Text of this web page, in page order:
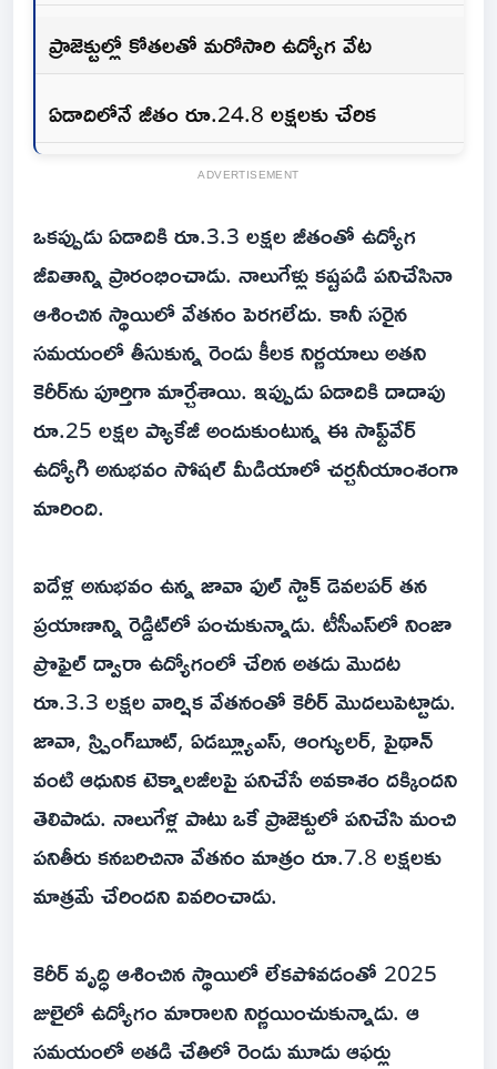
ప్రాజెక్టుల్లో కోతలతో మరోసారి ఉద్యోగ వేట
ఏడాదిలోనే జీతం రూ.24.8 లక్షలకు చేరిక
ADVERTISEMENT
ఒకప్పుడు ఏడాదికి రూ.3.3 లక్షల జీతంతో ఉద్యోగ
జీవితాన్ని ప్రారంభించాడు. నాలుగేళ్లు కష్టపడి పనిచేసినా
ఆశించిన స్థాయిలో వేతనం పెరగలేదు. కానీ సరైన
సమయంలో తీసుకున్న రెండు కీలక నిర్ణయాలు అతని
కెరీర్‌ను పూర్తిగా మార్చేశాయి. ఇప్పుడు ఏడాదికి దాదాపు
రూ.25 లక్షల ప్యాకేజీ అందుకుంటున్న ఈ సాఫ్ట్‌వేర్‌
ఉద్యోగి అనుభవం సోషల్‌ మీడియాలో చర్చనీయాంశంగా
మారింది.
ఐదేళ్ల అనుభవం ఉన్న జావా ఫుల్‌ స్టాక్‌ డెవలపర్‌ తన
ప్రయాణాన్ని రెడ్డిట్‌లో పంచుకున్నాడు. టీసీఎస్‌లో నింజా
ప్రొఫైల్‌ ద్వారా ఉద్యోగంలో చేరిన అతడు మొదట
రూ.3.3 లక్షల వార్షిక వేతనంతో కెరీర్‌ మొదలుపెట్టాడు.
జావా, స్ప్రింగ్‌బూట్‌, ఏడబ్ల్యూఎస్‌, ఆంగ్యులర్‌, పైథాన్‌
వంటి ఆధునిక టెక్నాలజీలపై పనిచేసే అవకాశం దక్కిందని
తెలిపాడు. నాలుగేళ్ల పాటు ఒకే ప్రాజెక్టులో పనిచేసి మంచి
పనితీరు కనబరిచినా వేతనం మాత్రం రూ.7.8 లక్షలకు
మాత్రమే చేరిందని వివరించాడు.
కెరీర్‌ వృద్ధి ఆశించిన స్థాయిలో లేకపోవడంతో 2025
జులైలో ఉద్యోగం మారాలని నిర్ణయించుకున్నాడు. ఆ
సమయంలో అతడి చేతిలో రెండు మూడు ఆఫర్లు